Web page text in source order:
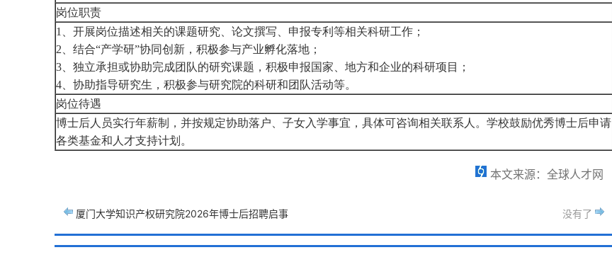
岗位职责
1、开展岗位描述相关的课题研究、论文撰写、申报专利等相关科研工作；
2、结合“产学研”协同创新，积极参与产业孵化落地；
3、独立承担或协助完成团队的研究课题，积极申报国家、地方和企业的科研项目；
4、协助指导研究生，积极参与研究院的科研和团队活动等。
岗位待遇
博士后人员实行年薪制，并按规定协助落户、子女入学事宜，具体可咨询相关联系人。学校鼓励优秀博士后申请
各类基金和人才支持计划。
本文来源：全球人才网
厦门大学知识产权研究院2026年博士后招聘启事 没有了